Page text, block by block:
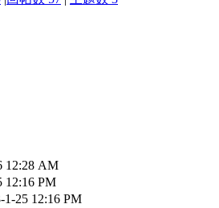
12:28 AM
12:16 PM
1-25 12:16 PM